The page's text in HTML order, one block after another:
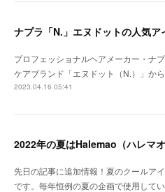
プロフェッショナルヘアメーカー・ナ
ケアブランド「エヌドット（N.）」か
2023.04.16 05:41
先日の記事に追加情報！夏のクールア
です。毎年恒例の夏の企画で使用して